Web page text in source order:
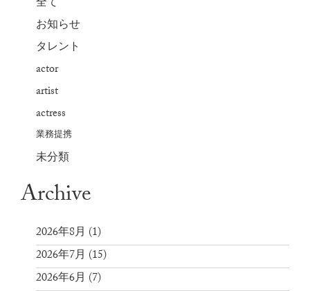
全て
お知らせ
タレント
actor
artist
actress
業務提携
未分類
Archive
2026年8月 (1)
2026年7月 (15)
2026年6月 (7)